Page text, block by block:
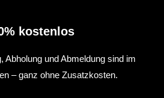
kostenlos
Abholung und Abmeldung sind im
– ganz ohne Zusatzkosten.